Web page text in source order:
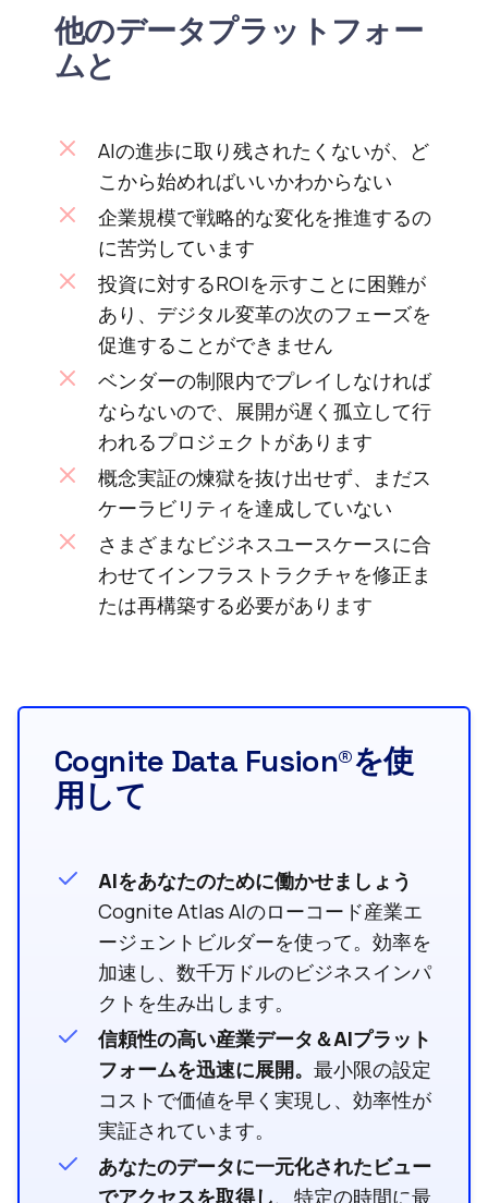
他のデータプラットフォー
ムと
AIの進歩に取り残されたくないが、ど
こから始めればいいかわからない
企業規模で戦略的な変化を推進するの
に苦労しています
投資に対するROIを示すことに困難が
あり、デジタル変革の次のフェーズを
促進することができません
ベンダーの制限内でプレイしなければ
ならないので、展開が遅く孤立して行
われるプロジェクトがあります
概念実証の煉獄を抜け出せず、まだス
ケーラビリティを達成していない
さまざまなビジネスユースケースに合
わせてインフラストラクチャを修正ま
たは再構築する必要があります
Cognite Data Fusion®を使
用して
AIをあなたのために働かせましょう
Cognite Atlas AIのローコード産業エ
ージェントビルダーを使って。効率を
加速し、数千万ドルのビジネスインパ
クトを生み出します。
信頼性の高い産業データ＆AIプラット
フォームを迅速に展開。 最小限の設定
コストで価値を早く実現し、効率性が
実証されています。
あなたのデータに一元化されたビュー
でアクセスを取得し、特定の時間に最